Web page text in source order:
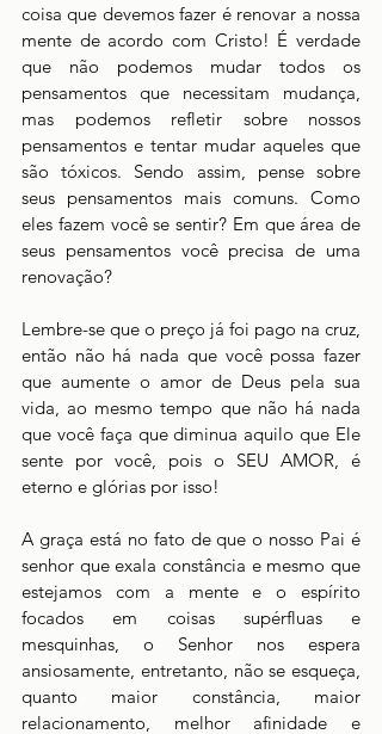
coisa que devemos fazer é renovar a nossa
mente de acordo com Cristo! É verdade
que não podemos mudar todos os
pensamentos que necessitam mudança,
mas podemos refletir sobre nossos
pensamentos e tentar mudar aqueles que
são tóxicos. Sendo assim, pense sobre
seus pensamentos mais comuns. Como
eles fazem você se sentir? Em que área de
seus pensamentos você precisa de uma
renovação?
Lembre-se que o preço já foi pago na cruz,
então não há nada que você possa fazer
que aumente o amor de Deus pela sua
vida, ao mesmo tempo que não há nada
que você faça que diminua aquilo que Ele
sente por você, pois o SEU AMOR, é
eterno e glórias por isso!
A graça está no fato de que o nosso Pai é
senhor que exala constância e mesmo que
estejamos com a mente e o espírito
focados em coisas supérfluas e
mesquinhas, o Senhor nos espera
ansiosamente, entretanto, não se esqueça,
quanto maior constância, maior
relacionamento, melhor afinidade e